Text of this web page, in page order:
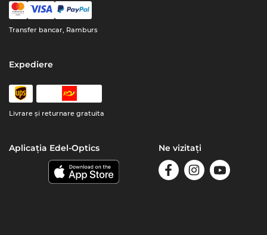
Transfer bancar, Ramburs
Expediere
Livrare şi returnare gratuita
Aplicația Edel-Optics Ne vizitați